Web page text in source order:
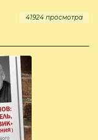
41924 просмотра